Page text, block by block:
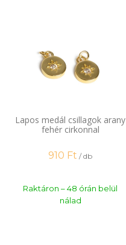
Lapos medál csillagok arany
fehér cirkonnal
910 Ft / db
Raktáron – 48 órán belül
nálad